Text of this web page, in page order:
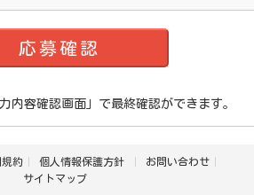
内容確認画面」で最終確認ができます。
約 個人情報保護方針
お問い合わせ
サイトマップ